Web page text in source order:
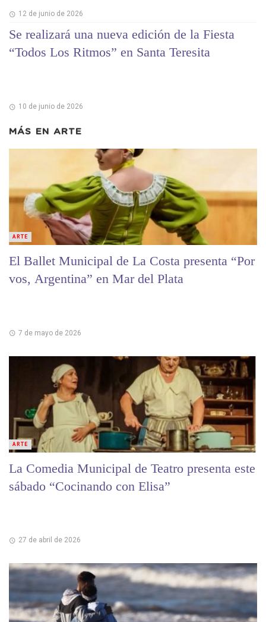
12 de junio de 2026
Se realizará una nueva edición de la Fiesta
“Todos Los Ritmos” en Santa Teresita
10 de junio de 2026
MÁS EN ARTE
El Ballet Municipal de La Costa presenta “Por
vos, Argentina” en Mar del Plata
7 de mayo de 2026
ARTE
La Comedia Municipal de Teatro presenta este
sábado “Cocinando con Elisa”
27 de abril de 2026
ARTE